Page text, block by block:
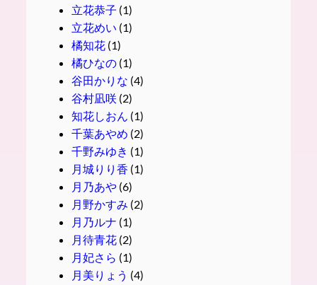
立花恭子 (1)
立花めい (1)
橘知花(1)
橘ひなの(1)
谷田かりな (4)
谷村凪咲(2)
知花しおん (1)
千葉あやめ (2)
千野みゆき (1)
月城りり香 (1)
月乃あや(6)
月野かすみ (2)
月乃ルナ (1)
月待青花(2)
月妃さら (1)
月美りょう (4)